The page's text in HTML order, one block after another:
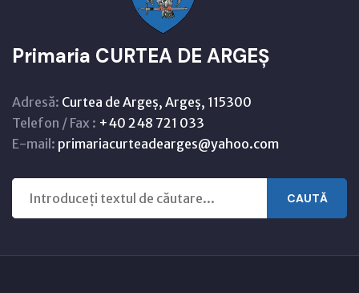
Primaria CURTEA DE ARGEȘ
Adresă: Curtea de Argeș, Argeș, 115300
Telefon / Fax : +40 248 721 033
E-mail: primariacurteadearges@yahoo.com
CAUTĂ